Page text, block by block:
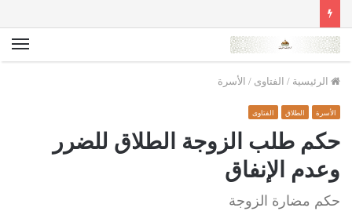
الرئيسية / الفتاوى / الأسرة
الأسرة الطلاق الفتاوى
حكم طلب الزوجة الطلاق للضرر
وعدم الإنفاق
حكم مضارة الزوجة